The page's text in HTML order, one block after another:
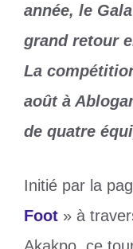
année, le
grand retour
La
août à
de quatre
Initié par la
Foot » à